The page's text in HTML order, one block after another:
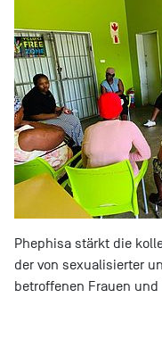
Phephisa stärkt die
der von sexualisierter
betroffenen Frauen und